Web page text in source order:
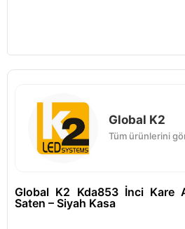
Global K2
Tüm ürünlerini
Global K2 Kda853 İnci Kare
Saten – Siyah Kasa